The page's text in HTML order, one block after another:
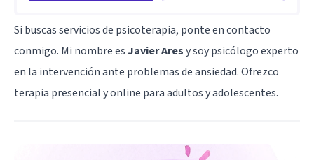
Si buscas servicios de psicoterapia, ponte en contacto
conmigo. Mi nombre es Javier Aresy soy psicólogo experto
en la intervención ante problemas de ansiedad. Ofrezco
terapia presencial y online para adultos y adolescentes.